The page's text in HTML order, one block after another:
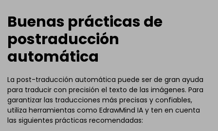
Buenas prácticas de
postraducción
automática
La post-traducción automática puede ser de gran ayuda
para traducir con precisión el texto de las imágenes. Para
garantizar las traducciones más precisas y confiables,
utiliza herramientas como EdrawMind IA y ten en cuenta
las siguientes prácticas recomendadas: